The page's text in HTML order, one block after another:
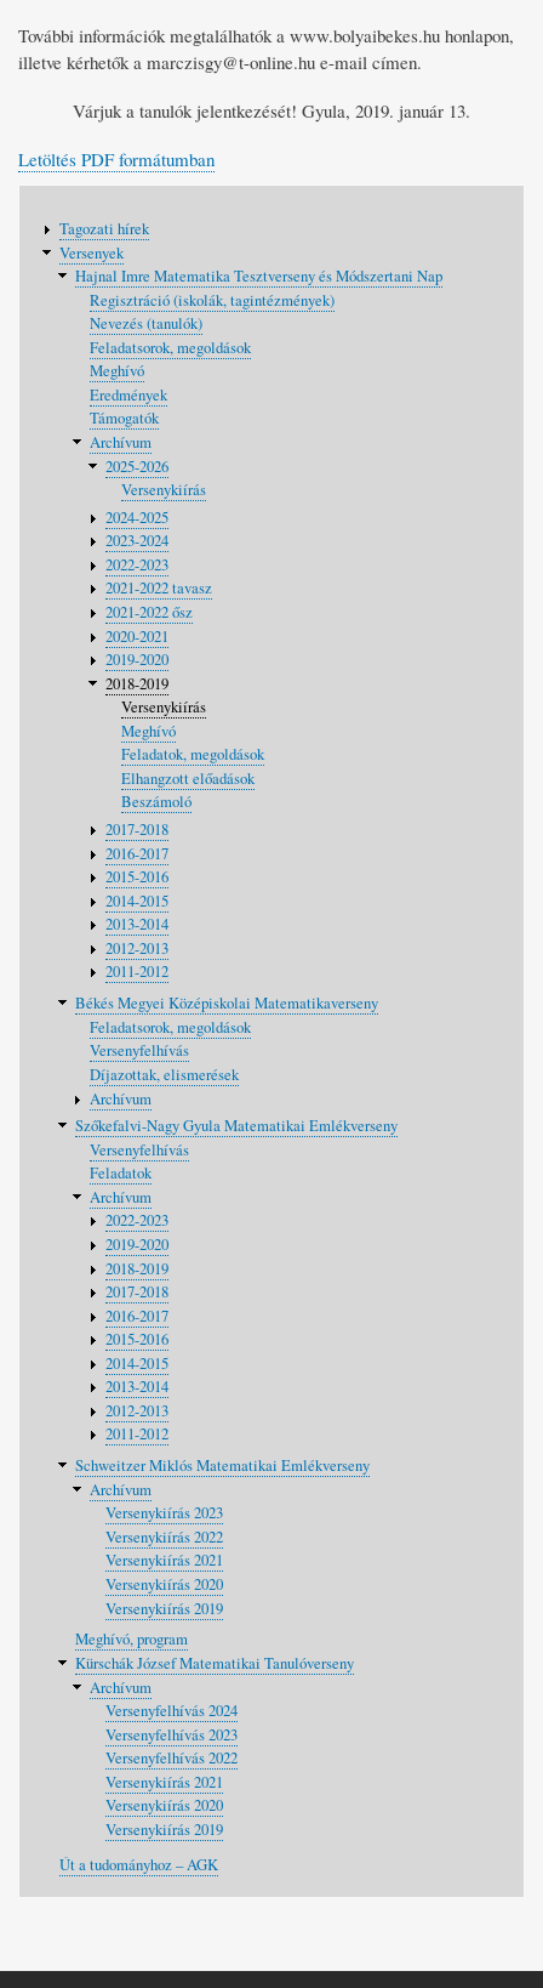
További információk megtalálhatók a www.bolyaibekes.hu honlapon,
illetve kérhetők a marczisgy@t-online.hu e-mail címen.
Várjuk a tanulók jelentkezését! Gyula, 2019. január 13.
Letöltés PDF formátumban
navigáció
Tagozati hírek
Versenyek
Hajnal Imre Matematika Tesztverseny és Módszertani Nap
Regisztráció (iskolák, tagintézmények)
Nevezés (tanulók)
Feladatsorok, megoldások
Meghívó
Eredmények
Támogatók
Archívum
2025-2026
Versenykiírás
2024-2025
2023-2024
2022-2023
2021-2022 tavasz
2021-2022 ősz
2020-2021
2019-2020
2018-2019
Versenykiírás
Meghívó
Feladatok, megoldások
Elhangzott előadások
Beszámoló
2017-2018
2016-2017
2015-2016
2014-2015
2013-2014
2012-2013
2011-2012
Békés Megyei Középiskolai Matematikaverseny
Feladatsorok, megoldások
Versenyfelhívás
Díjazottak, elismerések
Archívum
Szőkefalvi-Nagy Gyula Matematikai Emlékverseny
Versenyfelhívás
Feladatok
Archívum
2022-2023
2019-2020
2018-2019
2017-2018
2016-2017
2015-2016
2014-2015
2013-2014
2012-2013
2011-2012
Schweitzer Miklós Matematikai Emlékverseny
Archívum
Versenykiírás 2023
Versenykiírás 2022
Versenykiírás 2021
Versenykiírás 2020
Versenykiírás 2019
Meghívó, program
Kürschák József Matematikai Tanulóverseny
Archívum
Versenyfelhívás 2024
Versenyfelhívás 2023
Versenyfelhívás 2022
Versenykiírás 2021
Versenykiírás 2020
Versenykiírás 2019
Út a tudományhoz – AGK